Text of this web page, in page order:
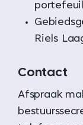
Riels
Contact
Afspraak